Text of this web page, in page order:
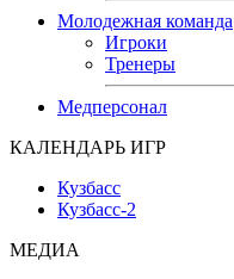
Молодежная команда
Игроки
Тренеры
Медперсонал
КАЛЕНДАРЬ ИГР
Кузбасс
Кузбасс-2
МЕДИА